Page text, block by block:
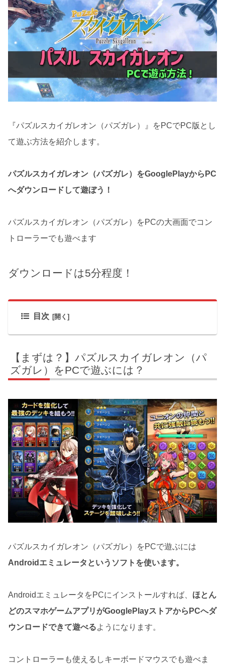
『パズルスカイガレオン（パズガレ）』をPCでPC版とし
て遊ぶ方法を紹介します。
パズルスカイガレオン（パズガレ）をGooglePlayからPC
へダウンロードして遊ぼう！
パズルスカイガレオン（パズガレ）をPCの大画面でコン
トローラーでも遊べます
ダウンロードは5分程度！
目次
【まずは？】パズルスカイガレオン（パ
ズガレ）をPCで遊ぶには？
パズルスカイガレオン（パズガレ）をPCで遊ぶには
Androidエミュレータというソフトを使います。
AndroidエミュレータをPCにインストールすれば、 ほとん
どのスマホゲームアプリがGooglePlayストアからPCへダ
ウンロードできて遊べるようになります。
コントローラーも使えるしキーボードマウスでも遊べま